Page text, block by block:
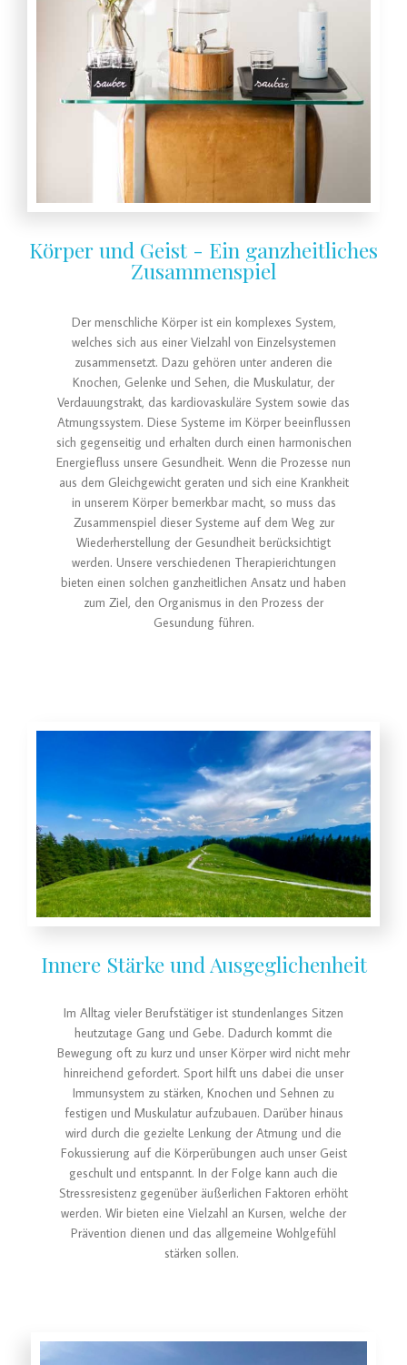
Körper und Geist - Ein ganzheitliches
Zusammenspiel
Der menschliche Körper ist ein komplexes System,
welches sich aus einer Vielzahl von Einzelsystemen
zusammensetzt. Dazu gehören unter anderen die
Knochen, Gelenke und Sehen, die Muskulatur, der
Verdauungstrakt, das kardiovaskuläre System sowie das
Atmungssystem. Diese Systeme im Körper beeinflussen
sich gegenseitig und erhalten durch einen harmonischen
Energiefluss unsere Gesundheit. Wenn die Prozesse nun
aus dem Gleichgewicht geraten und sich eine Krankheit
in unserem Körper bemerkbar macht, so muss das
Zusammenspiel dieser Systeme auf dem Weg zur
Wiederherstellung der Gesundheit berücksichtigt
werden. Unsere verschiedenen Therapierichtungen
bieten einen solchen ganzheitlichen Ansatz und haben
zum Ziel, den Organismus in den Prozess der
Gesundung führen.
Innere Stärke und Ausgeglichenheit
Im Alltag vieler Berufstätiger ist stundenlanges Sitzen
heutzutage Gang und Gebe. Dadurch kommt die
Bewegung oft zu kurz und unser Körper wird nicht mehr
hinreichend gefordert. Sport hilft uns dabei die unser
Immunsystem zu stärken, Knochen und Sehnen zu
festigen und Muskulatur aufzubauen. Darüber hinaus
wird durch die gezielte Lenkung der Atmung und die
Fokussierung auf die Körperübungen auch unser Geist
geschult und entspannt. In der Folge kann auch die
Stressresistenz gegenüber äußerlichen Faktoren erhöht
werden. Wir bieten eine Vielzahl an Kursen, welche der
Prävention dienen und das allgemeine Wohlgefühl
stärken sollen.